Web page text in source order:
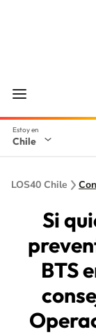
Chile
LOS40 Chile
Si
BTS